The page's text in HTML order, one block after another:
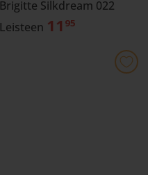
Brigitte Silkdream 022
Leisteen 11 95